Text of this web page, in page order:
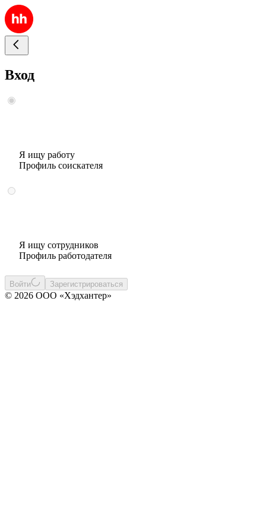
Вход
Я ищу работу
Профиль соискателя
Я ищу сотрудников
Профиль работодателя
Войти Зарегистрироваться
© 2026 ООО «Хэдхантер»